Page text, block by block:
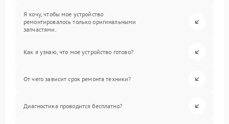
Я хочу, чтобы мое устройство
ремонтировалось только оригинальными
запчастями.
Как я узнаю, что мое устройство готово?
От чего зависит срок ремонта техники?
Диагностика проводится бесплатно?